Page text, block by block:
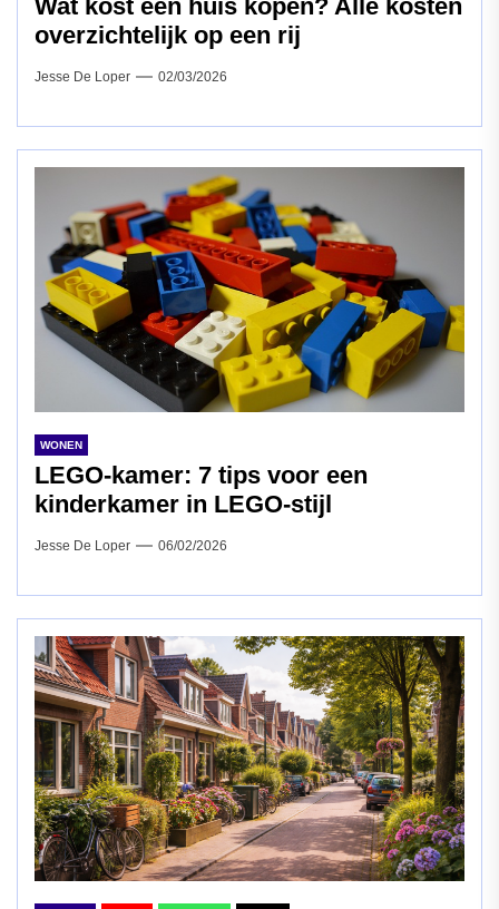
Wat kost een huis kopen? Alle kosten
overzichtelijk op een rij
Jesse De Loper 02/03/2026
WONEN
LEGO-kamer: 7 tips voor een
kinderkamer in LEGO-stijl
Jesse De Loper 06/02/2026